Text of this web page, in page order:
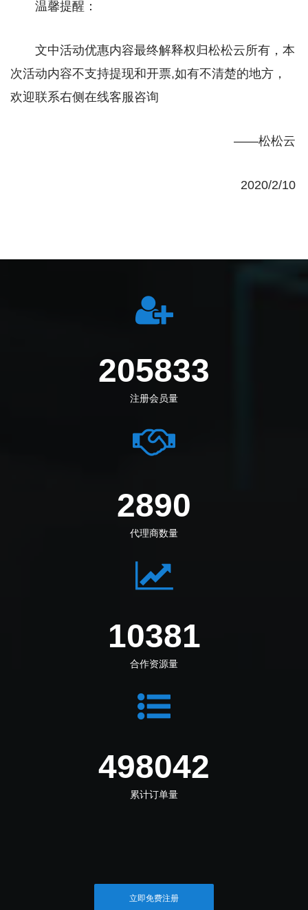
温馨提醒：
文中活动优惠内容最终解释权归松松云所有， 本
次活动内容不支持提现和开票,如有不清楚的地方，
欢迎联系右侧在线客服咨询
——松松云
2020/2/10
233277
注册会员量
3276
代理商数量
11455
合作资源量
549564
累计订单量
立即免费注册